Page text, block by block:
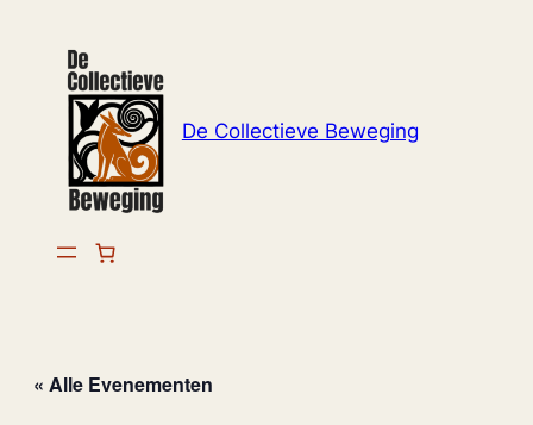
De Collectieve Beweging
« Alle Evenementen